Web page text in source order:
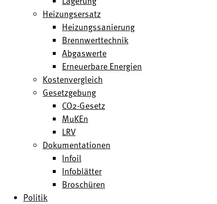
Heizungsersatz
Heizungssanierung
Brennwerttechnik
Abgaswerte
Erneuerbare Energien
Kostenvergleich
Gesetzgebung
CO2-Gesetz
MuKEn
LRV
Dokumentationen
Infoil
Infoblätter
Broschüren
Politik